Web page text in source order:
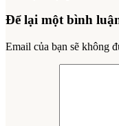
Để lại một bình
Email của bạn sẽ không